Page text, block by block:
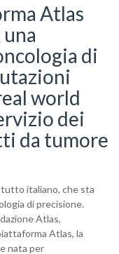
Atlas
di
world
dei
da tumore
italiano, che sta
di precisione.
Atlas,
Atlas, la
nata per